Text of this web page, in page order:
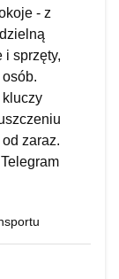
- z
i sprzęty,
zaraz.